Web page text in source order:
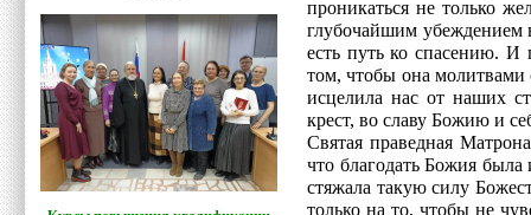
проникаться не только
глубочайшим убеждением
есть путь ко спасению.
том, чтобы она молитвами
исцелила нас от наших
крест, во славу Божию и
Святая праведная
что благодать Божия была
стяжала такую силу
только на то, чтобы не